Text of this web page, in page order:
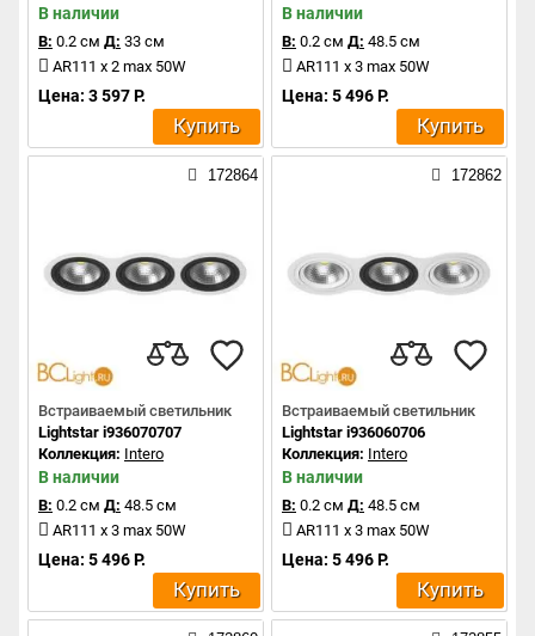
В наличии
В: 0.2 см Д: 33 см
AR111 x 2 max 50W
Цена: 3 597 Р.
Купить
В наличии
В: 0.2 см Д: 48.5 см
AR111 x 3 max 50W
Цена: 5 496 Р.
Купить
172864
Встраиваемый светильник
Lightstar i936070707
Коллекция: Intero
В наличии
В: 0.2 см Д: 48.5 см
AR111 x 3 max 50W
Цена: 5 496 Р.
Купить
172862
Встраиваемый светильник
Lightstar i936060706
Коллекция: Intero
В наличии
В: 0.2 см Д: 48.5 см
AR111 x 3 max 50W
Цена: 5 496 Р.
Купить